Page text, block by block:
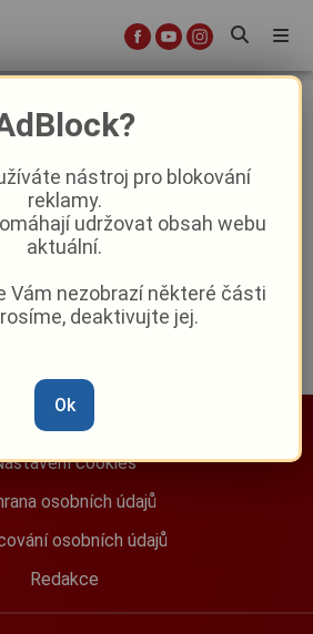
které by vaše letní boty měly
- a proč na materiálu opravdu
Reklama
cookies
osobních údajů
osobních údajů
Redakce
nástroj pro blokování
reklamy.
udržovat obsah webu
aktuální.
Vám nezobrazí některé části
deaktivujte jej.
Ok